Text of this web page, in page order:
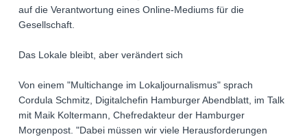
auf die Verantwortung eines Online-Mediums für die
Gesellschaft.
Das Lokale bleibt, aber verändert sich
Von einem "Multichange im Lokaljournalismus" sprach
Cordula Schmitz, Digitalchefin Hamburger Abendblatt, im Talk
mit Maik Koltermann, Chefredakteur der Hamburger
Morgenpost. "Dabei müssen wir viele Herausforderungen